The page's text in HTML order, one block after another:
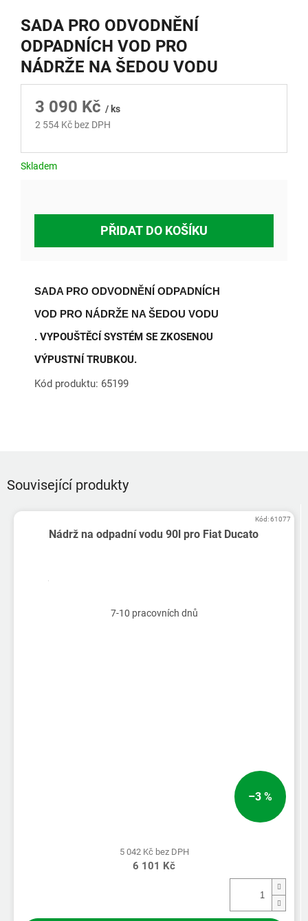
SADA PRO ODVODNĚNÍ
ODPADNÍCH VOD PRO
NÁDRŽE NA ŠEDOU VODU
3 090 Kč / ks
2 554 Kč bez DPH
Skladem
PŘIDAT DO KOŠÍKU
SADA PRO ODVODNĚNÍ ODPADNÍCH
VOD PRO NÁDRŽE NA ŠEDOU VODU
. VYPOUŠTĚCÍ SYSTÉM SE ZKOSENOU
VÝPUSTNÍ TRUBKOU.
Kód produktu: 65199
Související produkty
Nádrž na odpadní vodu 90l pro Fiat Ducato
7-10 pracovních dnů
–3 %
5 042 Kč bez DPH
6 101 Kč
Kód:61077